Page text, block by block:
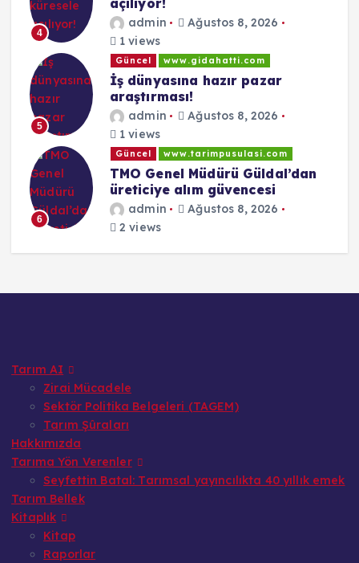
4
admin
Ağustos 8, 2026
1 views
5
Güncel www.gidahatti.com
İş dünyasına hazır pazar
araştırması!
admin
Ağustos 8, 2026
1 views
6
Güncel www.tarimpusulasi.com
TMO Genel Müdürü Güldal’dan
üreticiye alım güvencesi
admin
Ağustos 8, 2026
2 views
Tarım AI
Zirai Mücadele
Sektör Politika Belgeleri (TAGEM)
Tarım Şûraları
Hakkımızda
Tarıma Yön Verenler
Seyfettin Batal: Tarımsal yayıncılıkta 40 yıllık emek
Tarım Bellek
Kitaplık
Kitap
Raporlar